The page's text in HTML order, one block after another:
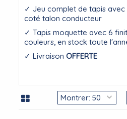
✓ Jeu complet de tapis
coté talon conducteur
✓ Tapis moquette avec 6
couleurs, en stock toute
✓ LivraisonOFFERTE